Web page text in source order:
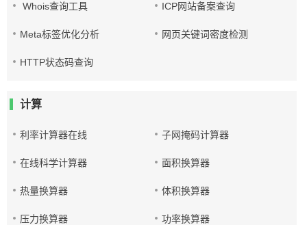
Whois查询工具 ICP网站备案查询
Meta标签优化分析 网页关键词密度检测
HTTP状态码查询
计算
利率计算器在线 子网掩码计算器
在线科学计算器 面积换算器
热量换算器 体积换算器
压力换算器 功率换算器